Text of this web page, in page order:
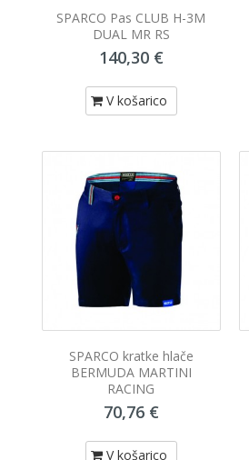
SPARCO Pas CLUB H-3M
DUAL MR RS
140,30 €
V košarico
SPARCO kratke hlače
BERMUDA MARTINI
RACING
70,76 €
V košarico